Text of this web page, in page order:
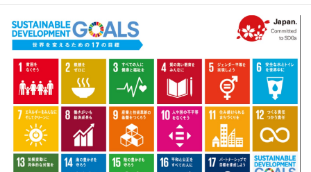
avril 2020
Le Japon, deuxième financeur mondial de centrales à
charbon, maintient un soutien actif à de nouveaux
projets dans les pays en développement, en
particulier en Asie. Cette politique, portée tant par le
acteurs publics que le secteur privé, fait face à des
contestations grandissantes tant au Japon qu’à
l’international. Le gouvernement et les financeurs
privés commencent à infléchir leurs positions....Lire la